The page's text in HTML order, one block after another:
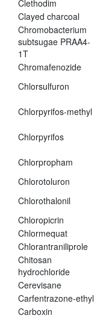
Clethodim
Clayed charcoal
Chromobacterium
subtsugae PRAA4-
1T
Chromafenozide
Chlorsulfuron
Chlorpyrifos-methyl
Chlorpyrifos
Chlorpropham
Chlorotoluron
Chlorothalonil
Chloropicrin
Chlormequat
Chlorantraniliprole
Chitosan
hydrochloride
Cerevisane
Carfentrazone-ethyl
Carboxin